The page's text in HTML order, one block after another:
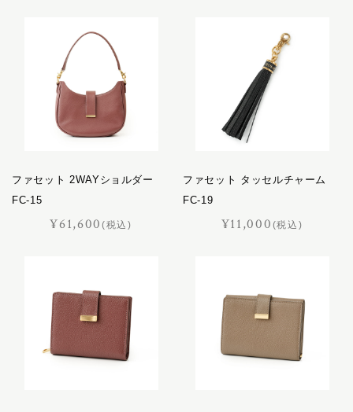
ファセット 2WAYショルダー
FC-15
¥61,600(税込)
ファセット タッセルチャーム
FC-19
¥11,000 (税込)
レザーケア用品
おすすめギフト
オーダーメイド
キャバレッティ
ギャロップ
コートリー
サッチェル
サドラリー
ジャンヌ
スクエア
ディアマン
ドムス
ドレッサージュ
トロット